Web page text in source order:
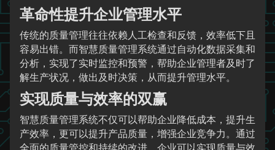
革命性提升企业管理水平
传统的质量管理往往依赖人工检查和反馈，效率低下且
容易出错。而智慧质量管理系统通过自动化数据采集和
分析，实现了实时监控和预警，帮助企业管理者及时了
解生产状况，做出及时决策，从而提升管理水平。
实现质量与效率的双赢
智慧质量管理系统不仅可以帮助企业降低成本，提升生
产效率，更可以提升产品质量，增强企业竞争力。通过